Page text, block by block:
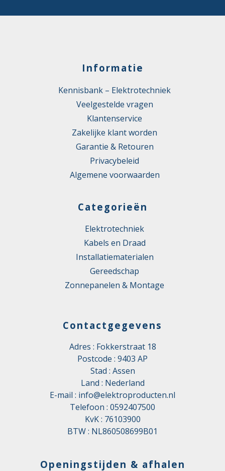
Informatie
Kennisbank – Elektrotechniek
Veelgestelde vragen
Klantenservice
Zakelijke klant worden
Garantie & Retouren
Privacybeleid
Algemene voorwaarden
Categorieën
Elektrotechniek
Kabels en Draad
Installatiematerialen
Gereedschap
Zonnepanelen & Montage
Contactgegevens
Adres : Fokkerstraat 18
Postcode : 9403 AP
Stad : Assen
Land : Nederland
E-mail : info@elektroproducten.nl
Telefoon : 0592407500
KvK : 76103900
BTW : NL860508699B01
Openingstijden & afhalen